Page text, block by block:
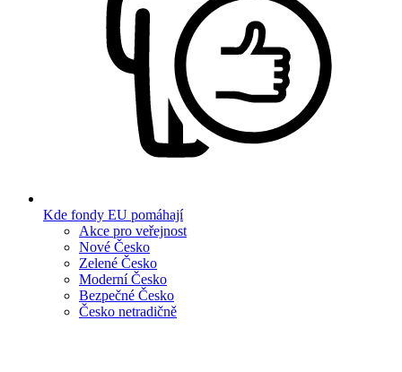
Kde fondy EU pomáhají
Akce pro veřejnost
Nové Česko
Zelené Česko
Moderní Česko
Bezpečné Česko
Česko netradičně